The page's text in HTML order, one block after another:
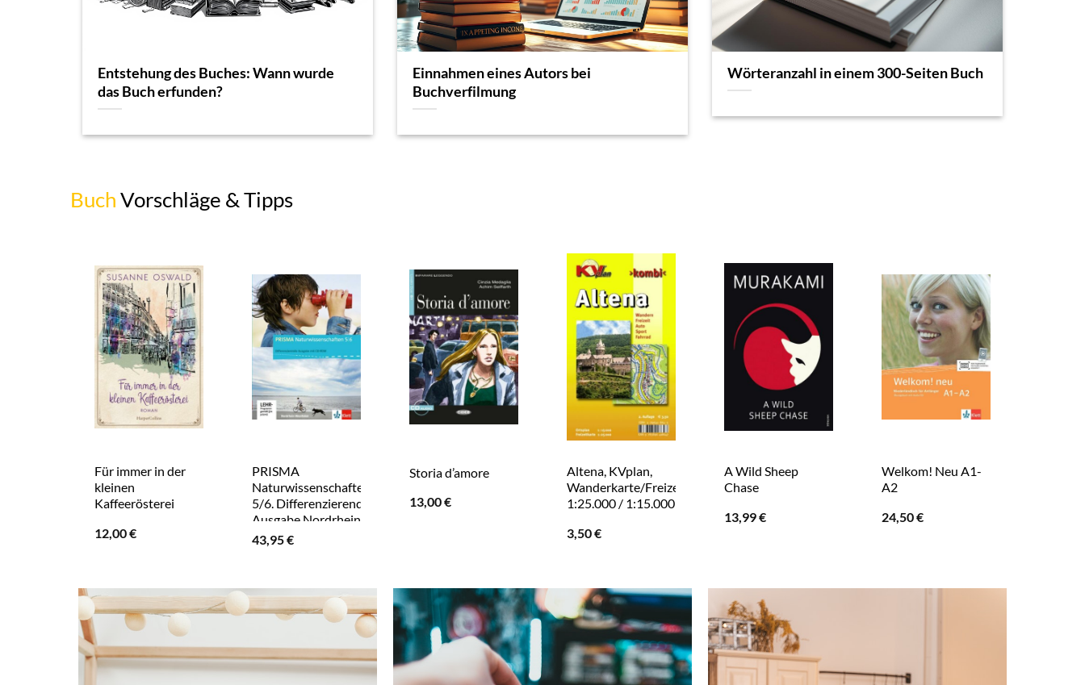
Entstehung des Buches: Wann wurde
das Buch erfunden?
Einnahmen eines Autors bei
Buchverfilmung
Wörteranzahl in einem 300-Seiten Buch
Buch Vorschläge & Tipps
Für immer in der
kleinen
Kaffeerösterei
12,00€
PRISMA
Naturwissenschaften
5/6. Differenzierende
Ausgabe Nordrhein-
Westfalen
43,95€
Storia d’amore
13,00€
Altena, KVplan,
Wanderkarte/Freizeitkarte/Stadtplan,
1:25.000 / 1:15.000
3,50€
A Wild Sheep
Chase
13,99€
Welkom! Neu A1-
A2
24,50€